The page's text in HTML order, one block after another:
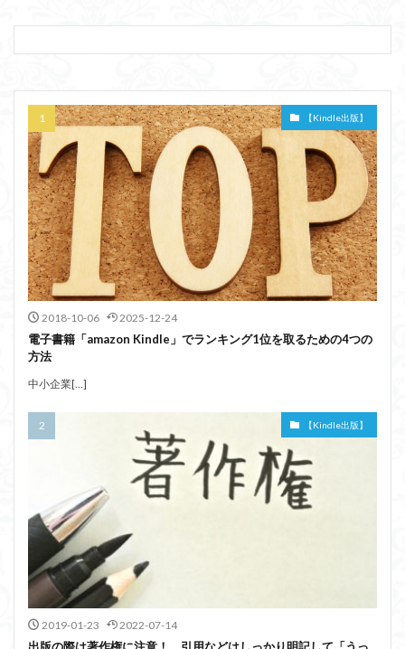
【Kindle出版】
2018-10-06 2025-12-24
電子書籍「amazon Kindle」でランキング1位を取るための4つの
方法
中小企業[…]
【Kindle出版】
2019-01-23 2022-07-14